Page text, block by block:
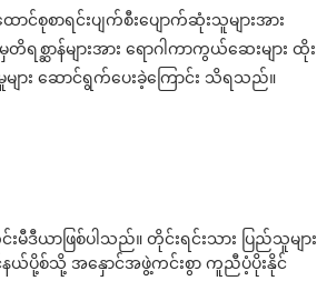
င်စုစာရင်းပျက်စီးပျောက်ဆုံးသူများအား
တိရစ္ဆာန်များအား ရောဂါကာကွယ်ဆေးများ ထိုး
က်မှုများ ဆောင်ရွက်ပေးခဲ့ကြောင်း သိရသည်။
ယာဖြစ်ပါသည်။ တိုင်းရင်းသား ပြည်သူများ
င်နယ်ပို့စ်သို့ အနှောင်အဖွဲ့ကင်းစွာ ကူညီပံ့ပိုးနိုင်